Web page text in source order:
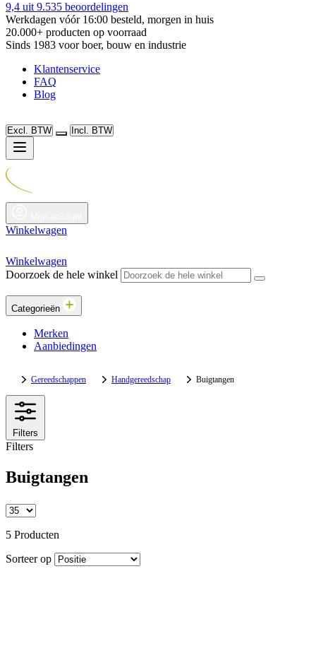
9,4 uit 9.535 beoordelingen
Werkdagen vóór 16:00 besteld, morgen in huis
20.000+ producten op voorraad
Sinds 1983 voor boer, bouw en industrie
Klantenservice
FAQ
Blog
Excl. BTW Incl. BTW
Winkelwagen
Winkelwagen
Doorzoek de hele winkel
Categorieën
Merken
Aanbiedingen
Gereedschappen Handgereedschap Buigtangen
Filters
Filters
Buigtangen
5 Producten
Sorteer op